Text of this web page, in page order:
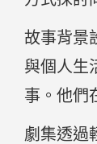
故事背景
與個人生
事。他們
劇集透過